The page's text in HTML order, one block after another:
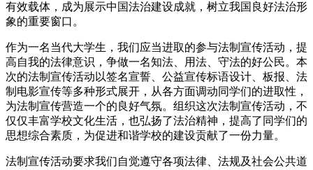
有效载体，成为展示中国法治建设成就，树立我国良好法治形
象的重要窗口。
作为一名当代大学生，我们应当进取的参与法制宣传活动，提
高自我的法律意识，争做一名知法、用法、守法的好公民。本
次的法制宣传活动以签名宣誓、公益宣传标语设计、板报、法
制电影宣传等多种形式展开，从各方面调动同学们的进取性，
为法制宣传营造一个的良好气氛。组织这次法制宣传活动，不
仅仅丰富学校文化生活，也弘扬了法治精神，提高了同学们的
思想综合素质，为促进和谐学校的建设贡献了一份力量。
法制宣传活动要求我们自觉遵守各项法律、法规及社会公共道